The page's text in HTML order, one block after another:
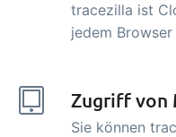
tracezilla ist
jedem
Zugriff von
Sie können